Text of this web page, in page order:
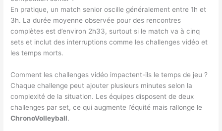
En pratique, un match senior oscille généralement entre 1h et
3h. La durée moyenne observée pour des rencontres
complètes est d’environ 2h33, surtout si le match va à cinq
sets et inclut des interruptions comme les challenges vidéo et
les temps morts.
Comment les challenges vidéo impactent-ils le temps de jeu ?
Chaque challenge peut ajouter plusieurs minutes selon la
complexité de la situation. Les équipes disposent de deux
challenges par set, ce qui augmente l’équité mais rallonge le
ChronoVolleyball.